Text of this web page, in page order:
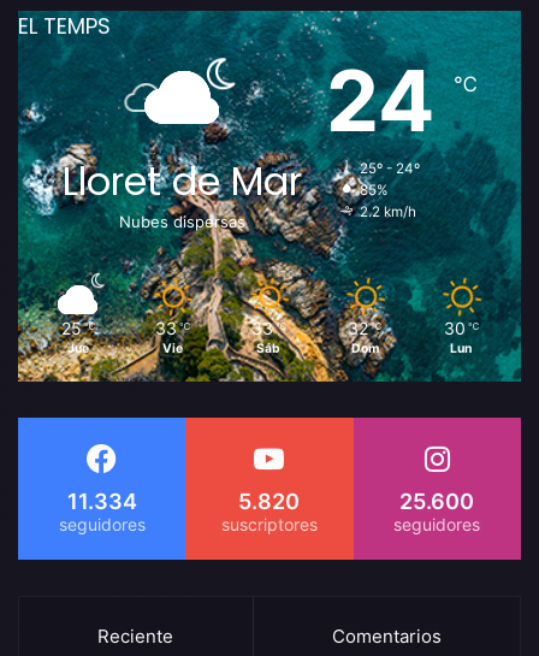
EL TEMPS
Lloret de Mar
Nubes dispersas
24℃
25º - 24º
85%
2.2 km/h
25 ℃
Jue
33 ℃
Vie
33 ℃
Sáb
32 ℃
Dom
30 ℃
Lun
11.334 5.820 25.600
Reciente Comentarios